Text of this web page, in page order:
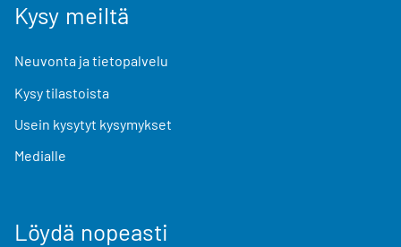
Kysy meiltä
Neuvonta ja tietopalvelu
Kysy tilastoista
Usein kysytyt kysymykset
Medialle
Löydä nopeasti